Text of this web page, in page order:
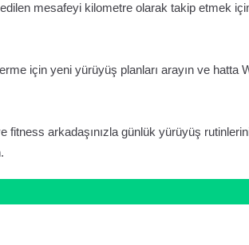
mesafeyi kilometre olarak takip etmek
için yeni yürüyüş planları arayın ve hatta
fitness arkadaşınızla günlük yürüyüş